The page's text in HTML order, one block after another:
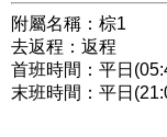
附屬名稱：棕1
去返程：返程
首班時間：平日
末班時間：平日